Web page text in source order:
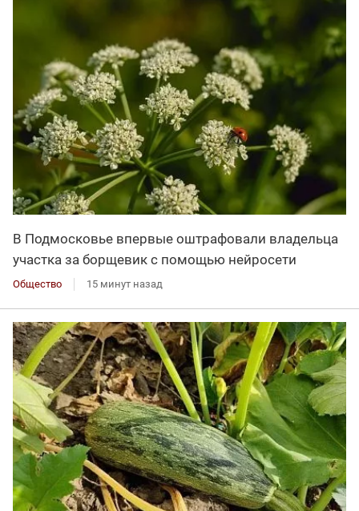
В Подмосковье впервые оштрафовали владельца
участка за борщевик с помощью нейросети
Общество 15 минут назад